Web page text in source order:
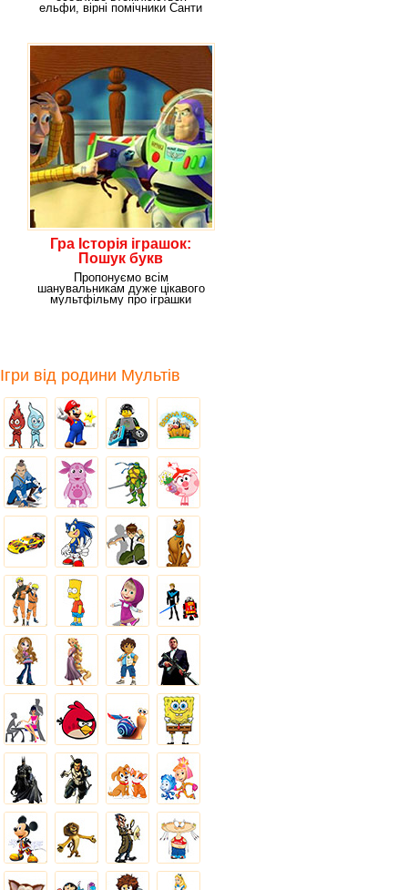
ельфи, вірні помічники Санти
Гра Історія іграшок:
Пошук букв
Пропонуємо всім
шанувальникам дуже цікавого
мультфільму про іграшки
Ігри від родини Мультів